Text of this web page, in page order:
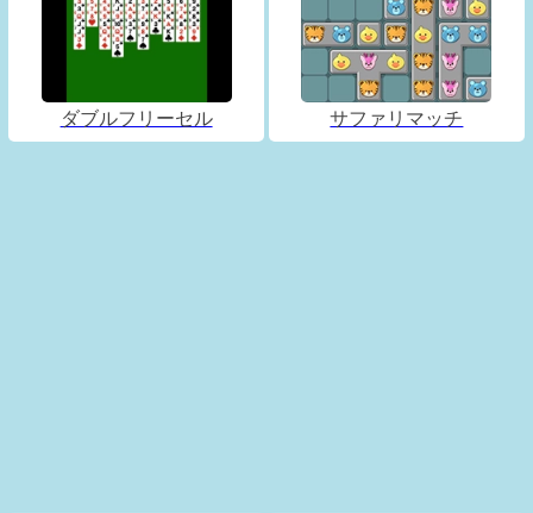
ダブルフリーセル サファリマッチ